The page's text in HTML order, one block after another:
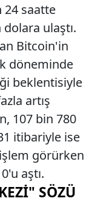
24 saatte
ulaştı.
Bitcoin'in
döneminde
beklentisiyle
artış
107 bin 780
itibariyle ise
görürken
aştı.
SÖZÜ